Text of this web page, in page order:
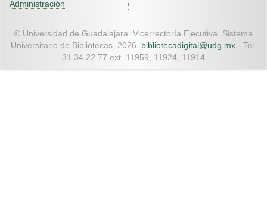
Administración
© Universidad de Guadalajara. Vicerrectoría Ejecutiva. Sistema
Universitario de Bibliotecas. 2026. bibliotecadigital@udg.mx - Tel.
31 34 22 77 ext. 11959, 11924, 11914